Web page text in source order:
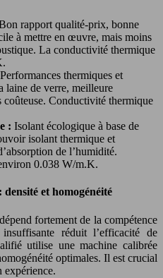
rapport qualité-prix, bonne
à mettre en œuvre, mais moins
La conductivité thermique
Performances thermiques et
laine de verre, meilleure
coûteuse. Conductivité thermique
: Isolant écologique à base de
isolant thermique et
de l’humidité.
0.038 W/m.K.
et homogénéité
fortement de la compétence
réduit l’efficacité de
utilise une machine calibrée
optimales. Il est crucial
expérience.